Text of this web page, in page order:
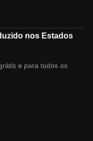
nos Estados
e para todos os